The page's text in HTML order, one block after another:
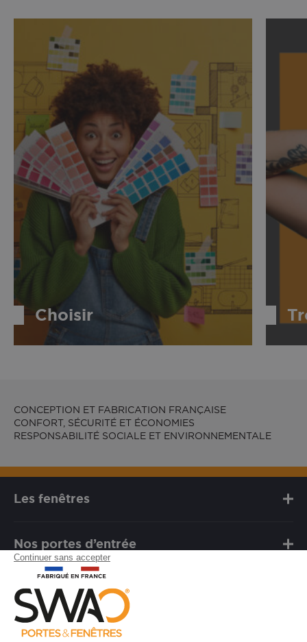
Choisir
CONCEPTION ET FABRICATION FRANÇAISE
CONFORT, SÉCURITÉ ET ÉCONOMIES
RESPONSABILITÉ SOCIALE ET ENVIRONNEMENTALE
Les fenêtres
Nos portes d’entrée
Notre marque
Besoin d'assistance ?